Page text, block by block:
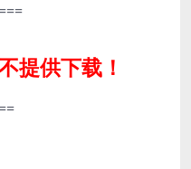
提供下载！